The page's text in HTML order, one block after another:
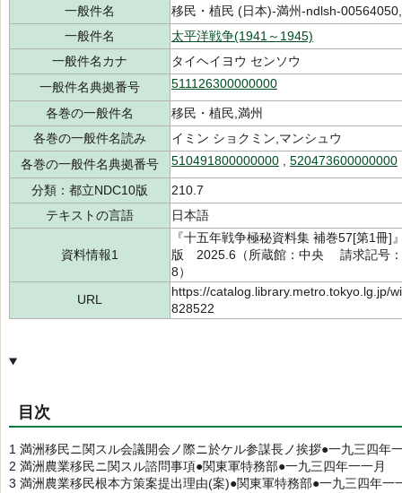
一般件名
移民・植民 (日本)-満州-ndlsh-
一般件名
太平洋戦争(1941～1945)
一般件名カナ
タイヘイヨウ センソウ
一般件名典拠番号
511126300000000
各巻の一般件名
移民・植民,満州
各巻の一般件名読み
イミン ショクミン,マンシュウ
各巻の一般件名典拠番号
510491800000000 520473600000000
分類：都立NDC10版
210.7
テキストの言語
日本語
資料情報1
『十五年戦争極秘資料集 補巻57[第1
版 2025.6（所蔵館：中央 請求記号
8）
URL
https://catalog.library.metro.tokyo.lg.jp/
828522
目次
1 満洲移民ニ関スル会議開会ノ際ニ於ケル参謀長ノ挨拶●一九三四年
2 満洲農業移民ニ関スル諮問事項●関東軍特務部●一九三四年一一月
3 満洲農業移民根本方策案提出理由(案)●関東軍特務部●一九三四年一